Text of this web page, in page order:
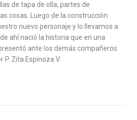
de tapa de olla, partes de
cosas. Luego de la construcción
nuevo personaje y lo llevamos a
ahí nació la historia que en una
ante los demás compañeros.
P. Zita Espinoza V.